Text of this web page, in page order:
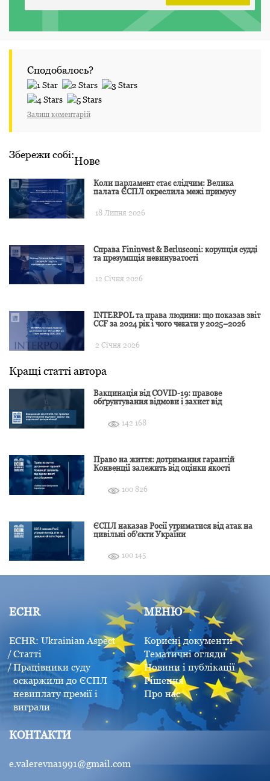
Сподобалось?
Залиш коментарій
Збережи собі:Нове
Коли парламент стає слідчим: Велика
палата ЄСПЛ окреслила межі примусу
18 Липня 2026
Справа Fininvest & Berlusconi: корупція судді
та презумпція невинуватості
12 Січня 2026
INTERPOL та права людини: що показав звіт
CCF за 2024 рік і чого чекати у 2025–2026
2 Січня 2026
Кращі статті автора
Вакцинація від COVID-19: правове
обґрунтування відмови і захист від
142 168
Право на життя: дотримання гарантій
Конвенції залежить від оцінки якості
100 826
ЄСПЛ наказав Росії утриматися від атак на
цивільні об’єкти України
100 145
ECHR
ECHR: Ukrainian Aspect
Статті
Працівники суду
оскаржили до ЄСПЛ
невиплату премії і
виграли
МЕНЮ
Корисні документи
Тематичні огляди
Новини і публікації
Рішення
Про нас
КОНТАКТИ
e.valerevna1991@gmail.com